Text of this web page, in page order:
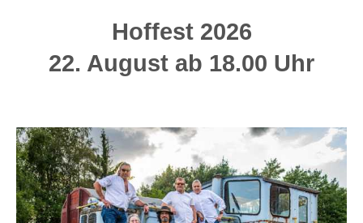
Hoffest 2026
22. August ab 18.00 Uhr